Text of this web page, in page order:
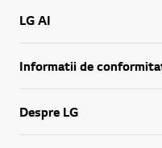
LG AI
Informatii de
Despre LG